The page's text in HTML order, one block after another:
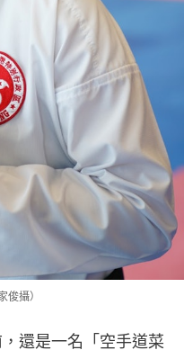
攝）
還是一名「空手道菜